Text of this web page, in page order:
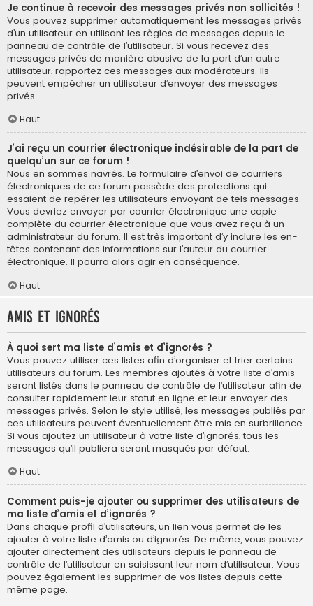
Je continue à recevoir des messages privés non sollicités !
Vous pouvez supprimer automatiquement les messages privés
d’un utilisateur en utilisant les règles de messages depuis le
panneau de contrôle de l’utilisateur. Si vous recevez des
messages privés de manière abusive de la part d’un autre
utilisateur, rapportez ces messages aux modérateurs. Ils
peuvent empêcher un utilisateur d’envoyer des messages
privés.
Haut
J’ai reçu un courrier électronique indésirable de la part de
quelqu’un sur ce forum !
Nous en sommes navrés. Le formulaire d’envoi de courriers
électroniques de ce forum possède des protections qui
essaient de repérer les utilisateurs envoyant de tels messages.
Vous devriez envoyer par courrier électronique une copie
complète du courrier électronique que vous avez reçu à un
administrateur du forum. Il est très important d’y inclure les en-
têtes contenant des informations sur l’auteur du courrier
électronique. Il pourra alors agir en conséquence.
Haut
Amis et ignorés
À quoi sert ma liste d’amis et d’ignorés ?
Vous pouvez utiliser ces listes afin d’organiser et trier certains
utilisateurs du forum. Les membres ajoutés à votre liste d’amis
seront listés dans le panneau de contrôle de l’utilisateur afin de
consulter rapidement leur statut en ligne et leur envoyer des
messages privés. Selon le style utilisé, les messages publiés par
ces utilisateurs peuvent éventuellement être mis en surbrillance.
Si vous ajoutez un utilisateur à votre liste d’ignorés, tous les
messages qu’il publiera seront masqués par défaut.
Haut
Comment puis-je ajouter ou supprimer des utilisateurs de
ma liste d’amis et d’ignorés ?
Dans chaque profil d’utilisateurs, un lien vous permet de les
ajouter à votre liste d’amis ou d’ignorés. De même, vous pouvez
ajouter directement des utilisateurs depuis le panneau de
contrôle de l’utilisateur en saisissant leur nom d’utilisateur. Vous
pouvez également les supprimer de vos listes depuis cette
même page.